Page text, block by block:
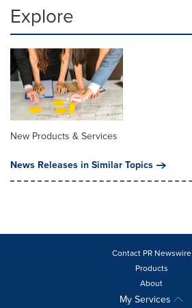
Explore
New Products & Services
News Releases in Similar Topics
Contact PR Newswire
Products
About
My Services